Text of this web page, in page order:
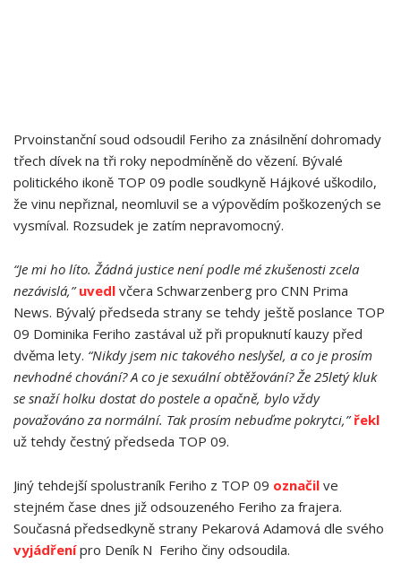
Prvoinstanční soud odsoudil Feriho za znásilnění dohromady
třech dívek na tři roky nepodmíněně do vězení. Bývalé
politického ikoně TOP 09 podle soudkyně Hájkové uškodilo,
že vinu nepřiznal, neomluvil se a výpovědím poškozených se
vysmíval. Rozsudek je zatím nepravomocný.
“Je mi ho líto. Žádná justice není podle mé zkušenosti zcela
nezávislá,” uvedl včera Schwarzenberg pro CNN Prima
News. Bývalý předseda strany se tehdy ještě poslance TOP
09 Dominika Feriho zastával už při propuknutí kauzy před
dvěma lety. “Nikdy jsem nic takového neslyšel, a co je prosím
nevhodné chování? A co je sexuální obtěžování? Že 25letý kluk
se snaží holku dostat do postele a opačně, bylo vždy
považováno za normální. Tak prosím nebuďme pokrytci,” řekl
už tehdy čestný předseda TOP 09.
Jiný tehdejší spolustraník Feriho z TOP 09 označil ve
stejném čase dnes již odsouzeného Feriho za frajera.
Současná předsedkyně strany Pekarová Adamová dle svého
vyjádřenípro Deník N Feriho činy odsoudila.